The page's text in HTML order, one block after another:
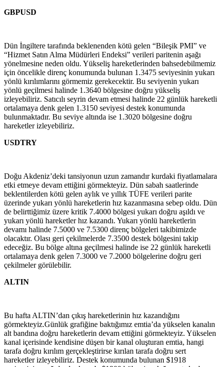
GBPUSD
Dün İngiltere tarafında beklenenden kötü gelen “Bileşik PMI” ve
“Hizmet Satın Alma Müdürleri Endeksi” verileri paritenin aşağı
yönelmesine neden oldu. Yükseliş hareketlerinden bahsedebilmemiz
için öncelikle direnç konumunda bulunan 1.3475 seviyesinin yukarı
yönlü kırılımlarını görmemiz gerekecektir. Bu seviyenin yukarı
yönlü geçilmesi halinde 1.3640 bölgesine doğru yükseliş
izleyebiliriz. Satıcılı seyrin devam etmesi halinde 22 günlük hareketli
ortalamaya denk gelen 1.3150 seviyesi destek konumunda
bulunmaktadır. Bu seviye altında ise 1.3020 bölgesine doğru
hareketler izleyebiliriz.
USDTRY
Doğu Akdeniz’deki tansiyonun uzun zamandır kurdaki fiyatlamalara
etki etmeye devam ettiğini görmekteyiz. Dün sabah saatlerinde
beklentilerden kötü gelen aylık ve yıllık TÜFE verileri parite
üzerinde yukarı yönlü hareketlerin hız kazanmasına sebep oldu. Dün
de belirttiğimiz üzere kritik 7.4000 bölgesi yukarı doğru aşıldı ve
yukarı yönlü hareketler hız kazandı. Yukarı yönlü hareketlerin
devamı halinde 7.5000 ve 7.5300 direnç bölgeleri takibimizde
olacaktır. Olası geri çekilmelerde 7.3500 destek bölgesini takip
edeceğiz. Bu bölge altına geçilmesi halinde ise 22 günlük hareketli
ortalamaya denk gelen 7.3000 ve 7.2000 bölgelerine doğru geri
çekilmeler görülebilir.
ALTIN
Bu hafta ALTIN’dan çıkış hareketlerinin hız kazandığını
görmekteyiz.Günlük grafiğine baktığımız emtia’da yükselen kanalın
alt bandına doğru hareketlerin devam ettiğini görmekteyiz. Yükselen
kanal içerisinde kendisine düşen bir kanal oluşturan emtia, hangi
tarafa doğru kırılım gerçekleştirirse kırılan tarafa doğru sert
hareketler izleyebiliriz. Destek konumunda bulunan $1918